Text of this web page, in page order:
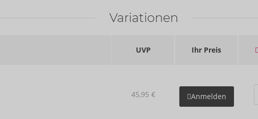
Variationen
UVP Ihr Preis
45,95 € Anmelden